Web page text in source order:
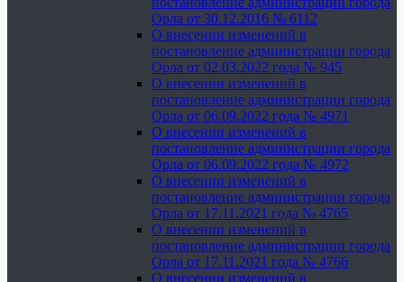
Орла от 30.12.2016 № 6112
О внесении изменений в
постановление администрации города
Орла от 02.03.2022 года № 945
О внесении изменений в
постановление администрации города
Орла от 06.09.2022 года № 4971
О внесении изменений в
постановление администрации города
Орла от 06.09.2022 года № 4972
О внесении изменений в
постановление администрации города
Орла от 17.11.2021 года № 4765
О внесении изменений в
постановление администрации города
Орла от 17.11.2021 года № 4766
О внесении изменений в